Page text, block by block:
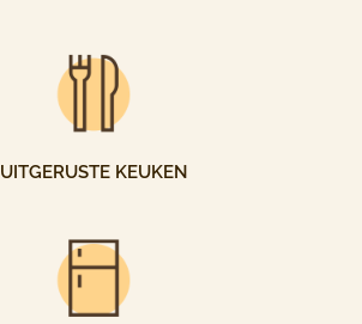
UITGERUSTE KEUKEN